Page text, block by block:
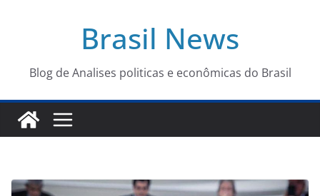
conteúdo
Brasil News
Blog de Analises politicas e econômicas do Brasil